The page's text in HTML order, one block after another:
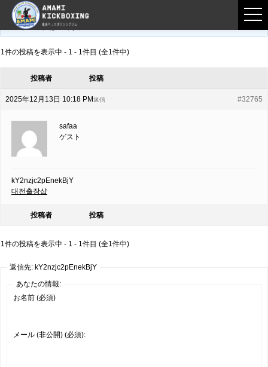
フロントページ › フォーラム
このトピックは空です。
1件の投稿を表示中 - 1 - 1件目 (全1件中)
投稿者 投稿
2025年12月13日 10:18 PM #32765
返信
safaa
ゲスト
kY2nzjc2pEnekBjY
대전출장샵
投稿者 投稿
1件の投稿を表示中 - 1 - 1件目 (全1件中)
返信先: kY2nzjc2pEnekBjY
あなたの情報:
お名前 (必須)
メール (非公開) (必須):